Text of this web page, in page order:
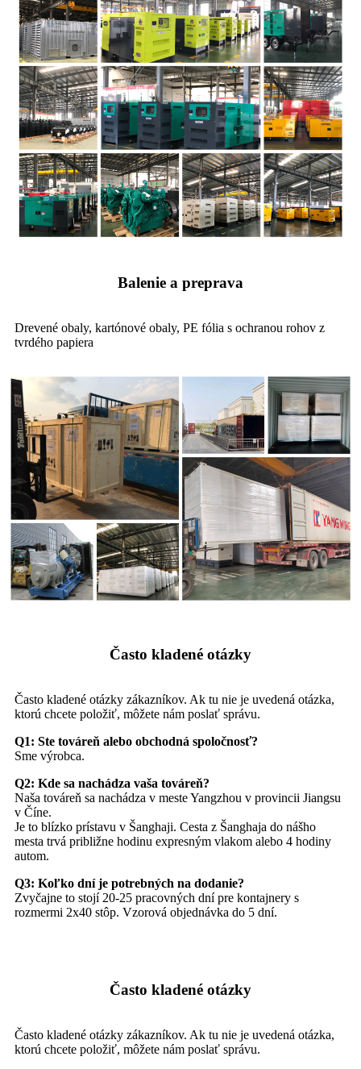
Balenie a preprava
Drevené obaly, kartónové obaly, PE fólia s ochranou rohov z
tvrdého papiera
Často kladené otázky
Často kladené otázky zákazníkov. Ak tu nie je uvedená otázka,
ktorú chcete položiť, môžete nám poslať správu.
Q1: Ste továreň alebo obchodná spoločnosť?
Sme výrobca.
Q2: Kde sa nachádza vaša továreň?
Naša továreň sa nachádza v meste Yangzhou v provincii Jiangsu
v Číne.
Je to blízko prístavu v Šanghaji. Cesta z Šanghaja do nášho
mesta trvá približne hodinu expresným vlakom alebo 4 hodiny
autom.
Q3: Koľko dní je potrebných na dodanie?
Zvyčajne to stojí 20-25 pracovných dní pre kontajnery s
rozmermi 2x40 stôp. Vzorová objednávka do 5 dní.
Často kladené otázky
Často kladené otázky zákazníkov. Ak tu nie je uvedená otázka,
ktorú chcete položiť, môžete nám poslať správu.